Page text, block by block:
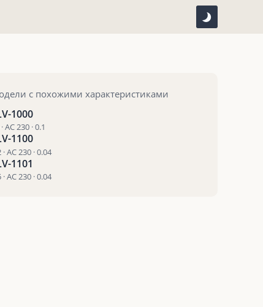
с похожими характеристиками
1000
AC 230 · 0.1
1100
· AC 230 · 0.04
1101
· AC 230 · 0.04